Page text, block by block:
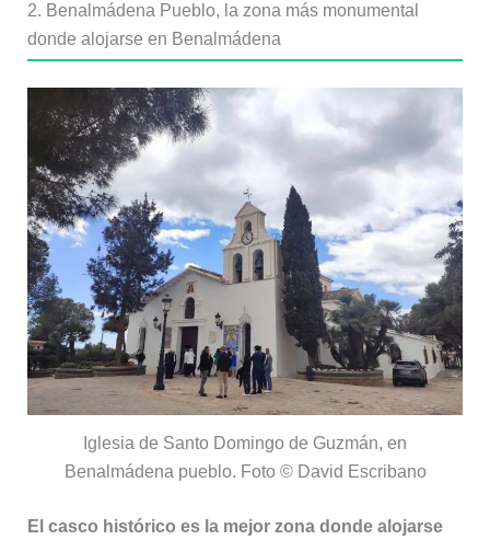
2. Benalmádena Pueblo, la zona más monumental
donde alojarse en Benalmádena
Iglesia de Santo Domingo de Guzmán, en
Benalmádena pueblo. Foto © David Escribano
El casco histórico es la mejor zona donde alojarse